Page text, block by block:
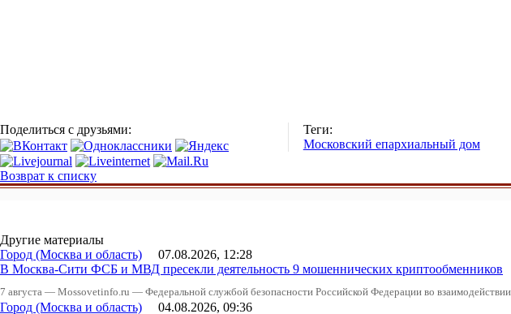
Поделиться с друзьями:
Теги:
Московский епархиальный дом
Возврат к списку
Другие материалы
Город (Москва и область) 07.08.2026, 12:28
В Москва-Сити ФСБ и МВД пресекли деятельность 9 мошеннических криптообменников
7 августа — Mossovetinfo.ru — Федеральной службой безопасности Российской Федерации во
Город (Москва и область) 04.08.2026, 09:36